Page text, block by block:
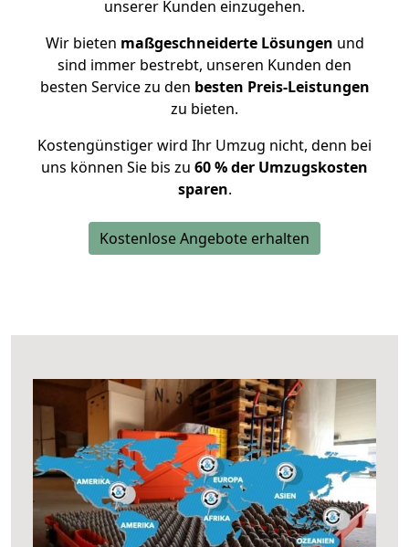
unserer Kunden einzugehen.
Wir bieten maßgeschneiderte Lösungen und
sind immer bestrebt, unseren Kunden den
besten Service zu den besten Preis-Leistungen
zu bieten.
Kostengünstiger wird Ihr Umzug nicht, denn bei
uns können Sie bis zu 60 % der Umzugskosten
sparen.
Kostenlose Angebote erhalten